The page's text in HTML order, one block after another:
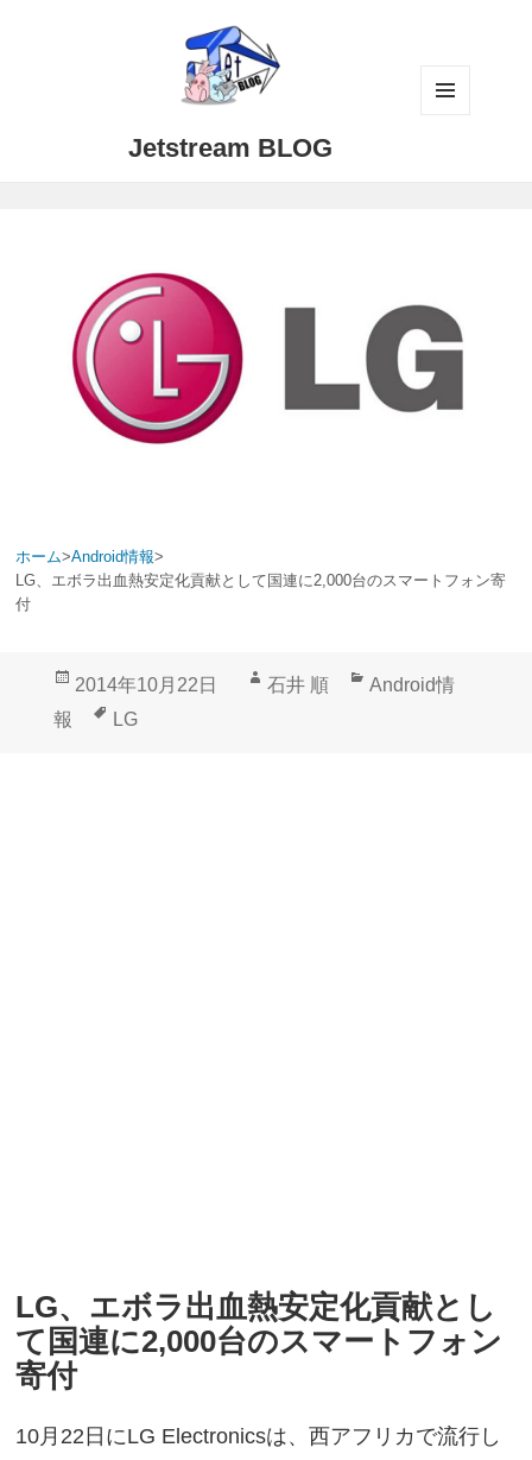
Jetstream BLOG
ホーム>Android情報>
LG、エボラ出血熱安定化貢献として国連に2,000台のスマートフォン寄
付
投
2014年10月22日
作
石井 順
カ
Android情
報
タ
LG
LG、エボラ出血熱安定化貢献とし
て国連に2,000台のスマートフォン
寄付
10月22日にLG Electronicsは、西アフリカで流行し